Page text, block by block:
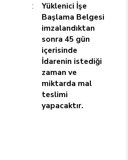
:
Yüklenici İşe
Başlama Belgesi
imzalandıktan
sonra 45 gün
içerisinde
İdarenin istediği
zaman ve
miktarda mal
teslimi
yapacaktır.